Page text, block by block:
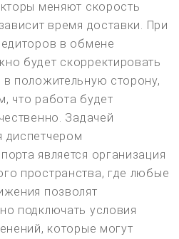
меняют скорость
время доставки. При
в обмене
будет скорректировать
положительную сторону,
что работа будет
Задачей
диспетчером
является организация
пространства, где любые
позволят
подключать условия
которые могут